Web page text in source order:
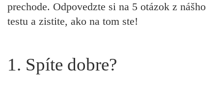
prechode. Odpovedzte si na 5 otázok z nášho
testu a zistite, ako na tom ste!
1. Spíte dobre?